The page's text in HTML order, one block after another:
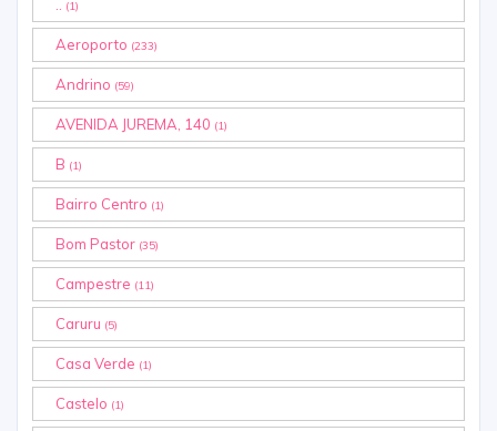
(1)
Aeroporto (233)
Andrino (59)
AVENIDA JUREMA, 140 (1)
B (1)
Bairro Centro (1)
Bom Pastor (35)
Campestre (11)
Caruru (5)
Casa Verde (1)
Castelo (1)